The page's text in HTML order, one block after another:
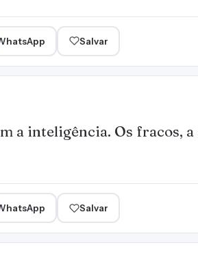
Salvar
a inteligência. Os fracos, a
Salvar